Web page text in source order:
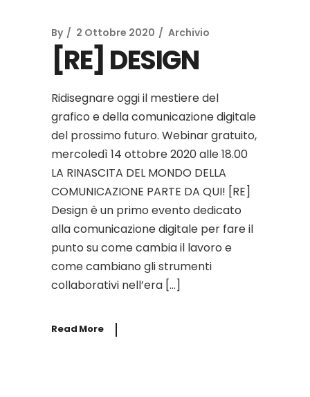
By 2 Ottobre 2020 Archivio
[RE] DESIGN
Ridisegnare oggi il mestiere del
grafico e della comunicazione digitale
del prossimo futuro. Webinar gratuito,
mercoledì 14 ottobre 2020 alle 18.00
LA RINASCITA DEL MONDO DELLA
COMUNICAZIONE PARTE DA QUI! [RE]
Design è un primo evento dedicato
alla comunicazione digitale per fare il
punto su come cambia il lavoro e
come cambiano gli strumenti
collaborativi nell’era […]
Read More